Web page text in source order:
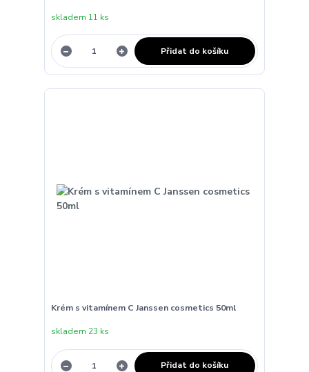
skladem 11 ks
Přidat do košíku
Krém s vitamínem C Janssen cosmetics 50ml
skladem 23 ks
Přidat do košíku